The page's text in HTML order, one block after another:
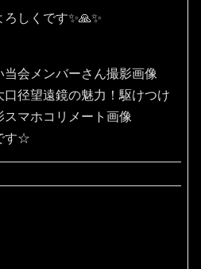
しくです✨🙏✨️
会メンバーさん撮影画像
径望遠鏡の魅力！駆けつけ
マホコリメート画像
す☆